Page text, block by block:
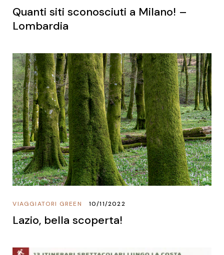
Quanti siti sconosciuti a Milano! –
Lombardia
VIAGGIATORI GREEN 10/11/2022
Lazio, bella scoperta!